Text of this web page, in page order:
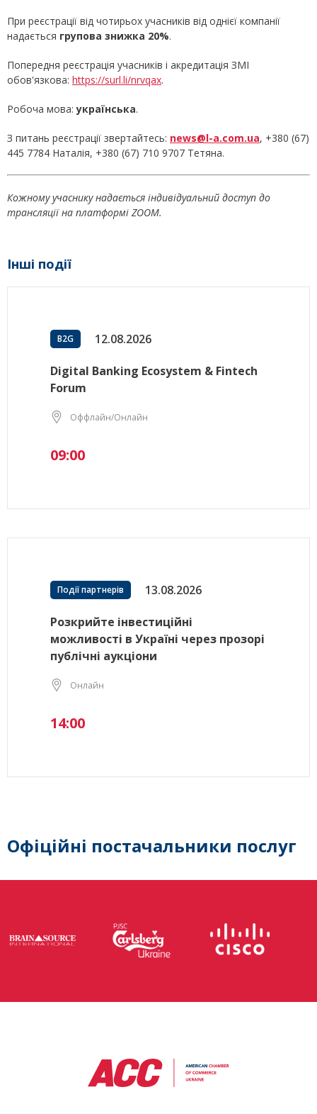
При реєстрації від чотирьох учасників від однієї компанії
надається групова знижка 20%.
Попередня реєстрація учасників і акредитація ЗМІ
обов'язкова: https://surl.li/nrvqax.
Робоча мова:українська.
З питань реєстрації звертайтесь: news@l-a.com.ua, +380 (67)
445 7784 Наталія, +380 (67) 710 9707 Тетяна.
Кожному учаснику надається індивідуальний доступ до
трансляції на платформі ZOOM.
Інші події
B2G 12.08.2026
Digital Banking Ecosystem & Fintech
Forum
Оффлайн/Онлайн
09:00
Події партнерів 13.08.2026
Розкрийте інвестиційні
можливості в Україні через прозорі
публічні аукціони
Онлайн
14:00
Офіційні постачальники послуг